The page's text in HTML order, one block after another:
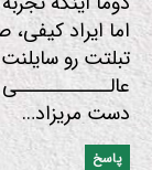
اما ایراد
تبلتت رو
دست مریزاد…
پاسخ